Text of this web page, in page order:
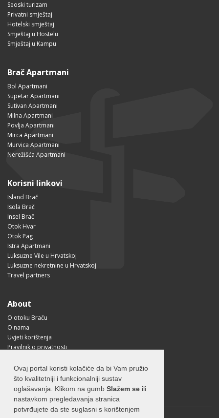
Ovaj portal koristi kolačiće da bi Vam pružio
što kvalitetniji i funkcionalniji sustav
oglašavanja. Klikom na gumb Slažem se ili
nastavkom pregledavanja stranica
potvrđujete da ste suglasni s korištenjem
Seoski turizam
Privatni smještaj
Hotelski smještaj
Smještaj u Hostelu
Smještaj u Kampu
Brač Apartmani
Bol Apartmani
Supetar Apartmani
Sutivan Apartmani
Milna Apartmani
Povlja Apartmani
Mirca Apartmani
Murvica Apartmani
Nerežišća Apartmani
Korisni linkovi
Island Brač
Isola Brač
Insel Brač
Otok Hvar
Otok Pag
Istra Apartmani
Luksuzne Vile u Hrvatskoj
Luksuzne nekretnine u Hrvatskoj
Travel partners
About
O otoku Braču
O nama
Uvjeti korištenja
Pravilnik o privatnosti
Kako doći na Brač?
Visit Croatia